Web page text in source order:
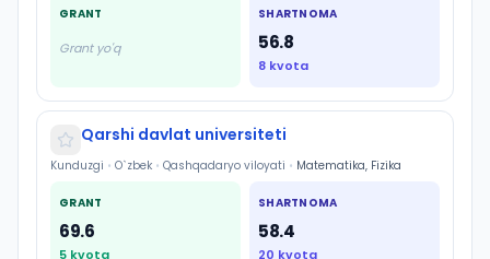
GRANT
Grant yo'q
SHARTNOMA
56.8
8 kvota
Qarshi davlat universiteti
Kunduzgi • O`zbek • Qashqadaryo viloyati • Matematika, Fizika
GRANT
69.6
5 kvota
SHARTNOMA
58.4
20 kvota